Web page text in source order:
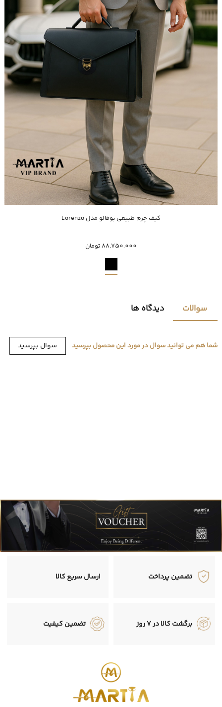
خرید سریع
کیف چرم طبیعی بوفالو مدل Lorenzo
88,750,000 تومان
سوالات دیدگاه ها
شما هم می توانید سوال در مورد این محصول بپرسید سوال بپرسید
تضمین پرداخت ارسال سریع کالا
برگشت کالا در 7 روز تضمین کیفیت